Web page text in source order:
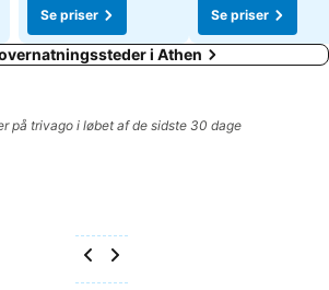
Se priser
Se priser
i Athen
på trivago i løbet af de sidste 30 dage